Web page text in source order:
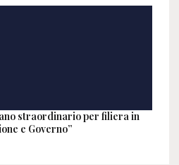
straordinario per filiera in
e Governo”